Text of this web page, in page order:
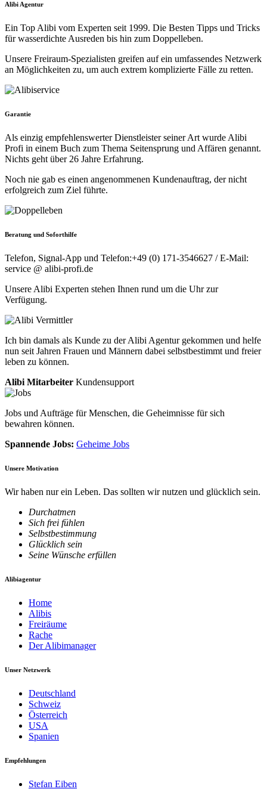
Alibi Agentur
Ein Top Alibi vom Experten seit 1999. Die Besten Tipps und Tricks
für wasserdichte Ausreden bis hin zum Doppelleben.
Unsere Freiraum-Spezialisten greifen auf ein umfassendes Netzwerk
an Möglichkeiten zu, um auch extrem komplizierte Fälle zu retten.
Garantie
Als einzig empfehlenswerter Dienstleister seiner Art wurde Alibi
Profi in einem Buch zum Thema Seitensprung und Affären genannt.
Nichts geht über 26 Jahre Erfahrung.
Noch nie gab es einen angenommenen Kundenauftrag, der nicht
erfolgreich zum Ziel führte.
Beratung und Soforthilfe
Telefon, Signal-App und Telefon:+49 (0) 171-3546627 / E-Mail:
service @ alibi-profi.de
Unsere Alibi Experten stehen Ihnen rund um die Uhr zur
Verfügung.
Ich bin damals als Kunde zu der Alibi Agentur gekommen und helfe
nun seit Jahren Frauen und Männern dabei selbstbestimmt und freier
leben zu können.
Alibi Mitarbeiter Kundensupport
Jobs und Aufträge für Menschen, die Geheimnisse für sich
bewahren können.
Spannende Jobs: Geheime Jobs
Unsere Motivation
Wir haben nur ein Leben. Das sollten wir nutzen und glücklich sein.
Durchatmen
Sich frei fühlen
Selbstbestimmung
Glücklich sein
Seine Wünsche erfüllen
Alibiagentur
Home
Alibis
Freiräume
Rache
Der Alibimanager
Unser Netzwerk
Deutschland
Schweiz
Österreich
USA
Spanien
Empfehlungen
Stefan Eiben